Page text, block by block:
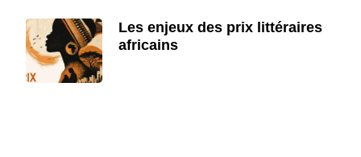
Les enjeux des prix littéraires
africains